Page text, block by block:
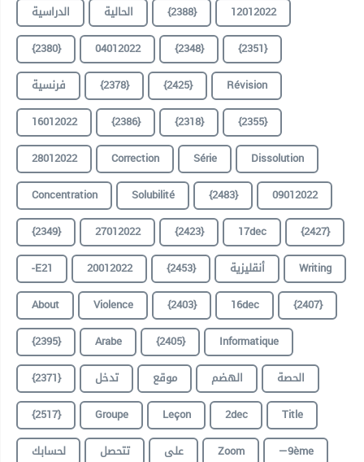
الدراسية
الحالية {2388}
12012022
{2380}
04012022 {2348}
{2351}
فرنسية
{2378} {2425}
Révision
16012022
{2386} {2318}
{2355}
28012022
Correction Série
Dissolution
Concentration
Solubilité {2483}
09012022
{2349}
27012022 {2423} 17dec
{2427}
-E21
20012022 {2453} أنقليزية
Writing
About
Violence {2403} 16dec
{2407}
{2395}
Arabe {2405}
Informatique
{2371}
تدخل موقع الهضم
الحصة
{2517}
Groupe Leçon 2dec
Title
لحسابك
تتحصل على Zoom
—9ème